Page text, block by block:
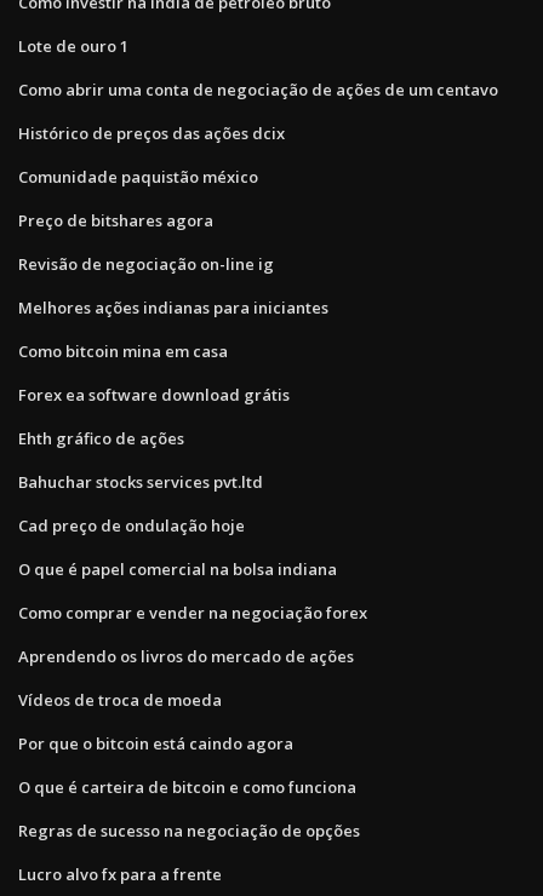
Lote de ouro 1
Como abrir uma conta de negociação de ações de um centavo
Histórico de preços das ações dcix
Comunidade paquistão méxico
Preço de bitshares agora
Revisão de negociação on-line ig
Melhores ações indianas para iniciantes
Como bitcoin mina em casa
Forex ea software download grátis
Ehth gráfico de ações
Bahuchar stocks services pvt.ltd
Cad preço de ondulação hoje
O que é papel comercial na bolsa indiana
Como comprar e vender na negociação forex
Aprendendo os livros do mercado de ações
Vídeos de troca de moeda
Por que o bitcoin está caindo agora
O que é carteira de bitcoin e como funciona
Regras de sucesso na negociação de opções
Lucro alvo fx para a frente